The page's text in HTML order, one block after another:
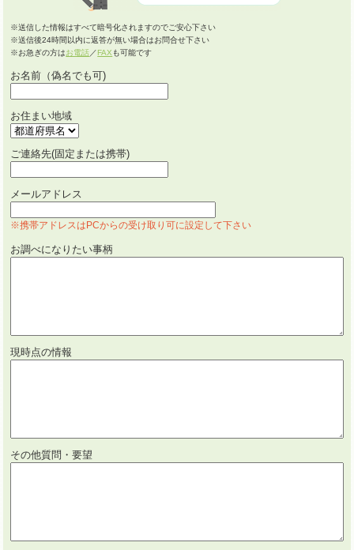
※送信した情報はすべて暗号化されますのでご安心下さい
※送信後24時間以内に返答が無い場合はお問合せ下さい
※お急ぎの方はお電話 ／FAX も可能です
お名前（偽名でも可)
お住まい地域
ご連絡先(固定または携帯)
メールアドレス
※携帯アドレスはPCからの受け取り可に設定して下さい
お調べになりたい事柄
現時点の情報
その他質問・要望